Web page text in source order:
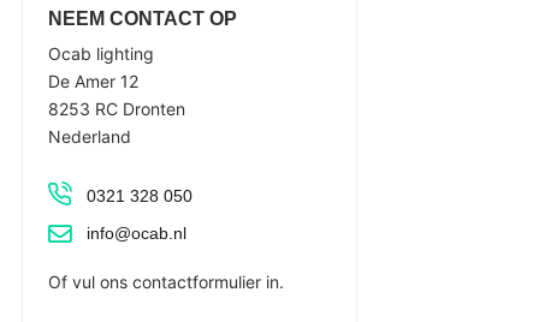
NEEM CONTACT OP
Ocab lighting
De Amer 12
8253 RC Dronten
Nederland
0321 328 050
info@ocab.nl
Of vul ons contactformulier in.